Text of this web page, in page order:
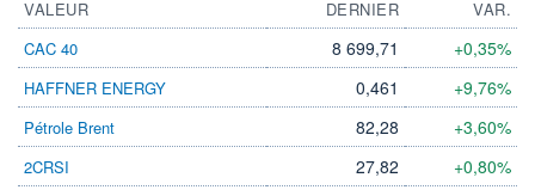
VALEUR DERNIER
VAR.
CAC 40
8 699,71 +0,35%
HAFFNER ENERGY 0,461 +9,76%
Pétrole Brent 82,28 +3,60%
2CRSI 27,82 +0,80%